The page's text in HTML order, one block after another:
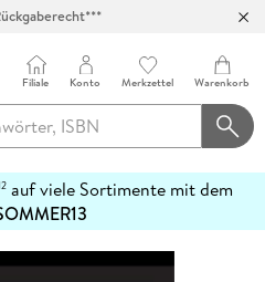
Filiale Konto Merkzettel Warenkorb
auf viele Sortimente mit dem